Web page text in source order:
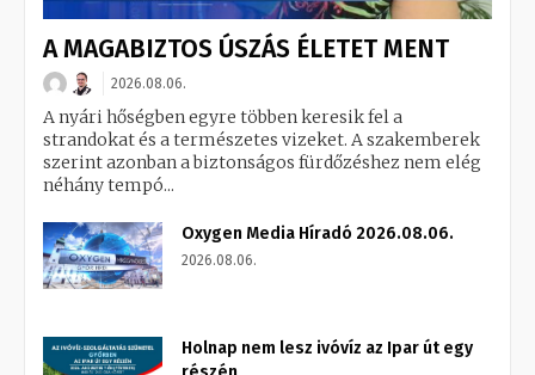
A MAGABIZTOS ÚSZÁS ÉLETET MENT
2026.08.06.
A nyári hőségben egyre többen keresik fel a
strandokat és a természetes vizeket. A szakemberek
szerint azonban a biztonságos fürdőzéshez nem elég
néhány tempó...
Oxygen Media Híradó 2026.08.06.
2026.08.06.
Holnap nem lesz ivóvíz az Ipar út egy